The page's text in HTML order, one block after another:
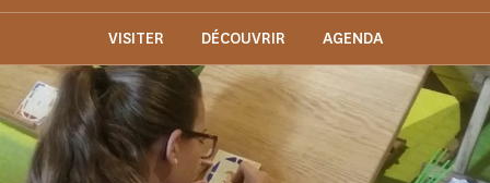
VISITER DÉCOUVRIR AGENDA